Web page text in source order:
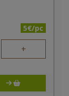
5€/pc
+